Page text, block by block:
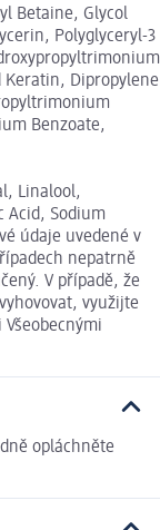
Betaine, Glycol
Polyglyceryl-3
Dipropylene
Benzoate,
Linalool,
Acid, Sodium
údaje uvedené v
nepatrně
V případě, že
využijte
opláchněte